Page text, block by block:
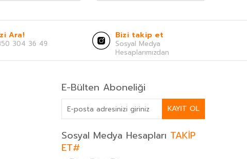
Ara!
304 36 49
Bizi takip et
Sosyal Medya
Hesaplarımızdan
E-Bülten Aboneliği
KAYIT OL
Sosyal Medya Hesapları TAKİP
ET#